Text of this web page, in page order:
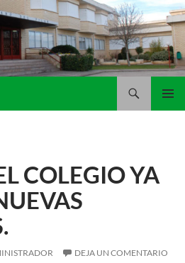
COLEGIO YA
DEJA UN COMENTARIO